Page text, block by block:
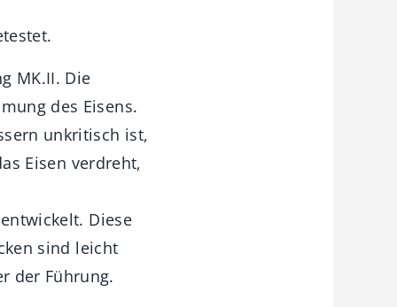
MK.II. Die
des Eisens.
unkritisch ist,
Eisen verdreht,
Diese
sind leicht
der Führung.